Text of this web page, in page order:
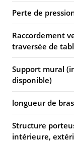
Perte de
Raccordement
traversée de
Support mural
disponible)
longueur de bras
Structure
intérieure,